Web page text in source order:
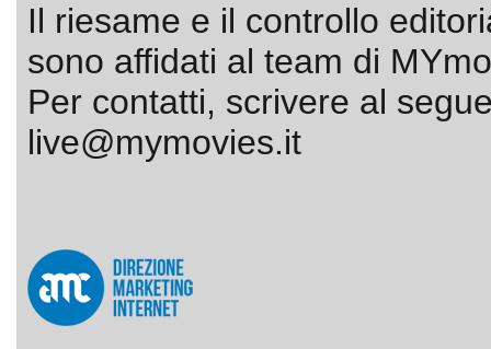
Il riesame e il controllo
sono affidati al team di
Per contatti, scrivere al
live@mymovies.it